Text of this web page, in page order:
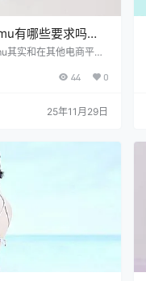
有哪些要求吗？
解的重要信息！
其实和在其他电商平台
一个清晰的注册页
建一个密码。记得密码
含字母和数字，增强安
验证码给你。 我跟你
新平台时的经验。填完
垃圾邮箱，有时候验证
44 0
25年11月29日